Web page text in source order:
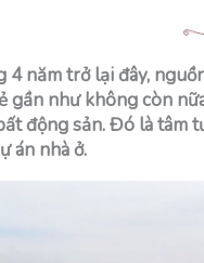
năm trở lại đây,
gần như không còn
động sản. Đó là tâm
án nhà ở.